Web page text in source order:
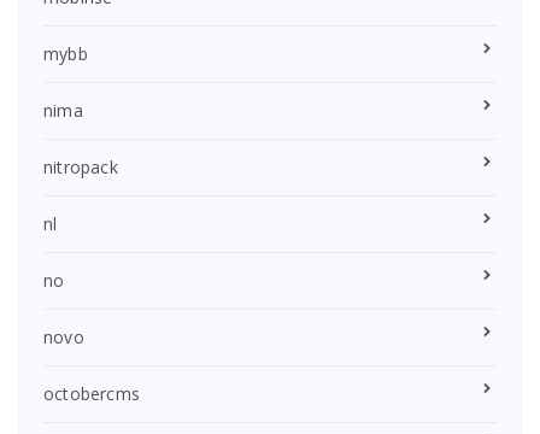
mybb
nima
nitropack
nl
no
novo
octobercms